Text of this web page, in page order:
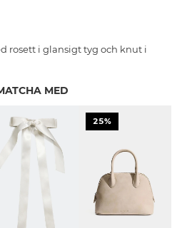
rosett i glansigt tyg och knut i
MED
25%